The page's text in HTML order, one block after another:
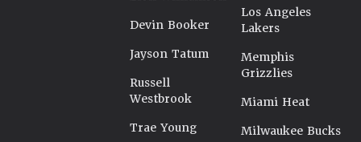
Devin Booker
Jayson Tatum
Russell
Westbrook
Trae Young
Los Angeles
Lakers
Memphis
Grizzlies
Miami Heat
Milwaukee Bucks